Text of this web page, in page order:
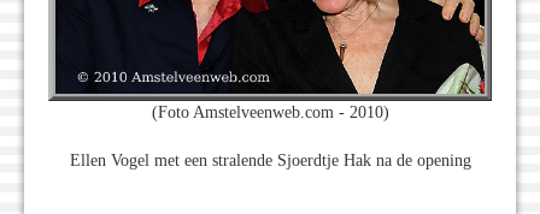
(Foto Amstelveenweb.com - 2010)
Ellen Vogel met een stralende Sjoerdtje Hak na de opening